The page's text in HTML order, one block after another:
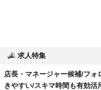
求人特集
店長・マネージャー候補/フ
きやすい/スキマ時間も有効活